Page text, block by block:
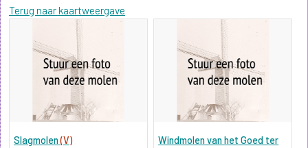
Terug naar kaartweergave
Slagmolen(V)
Windmolen van het Goed ter